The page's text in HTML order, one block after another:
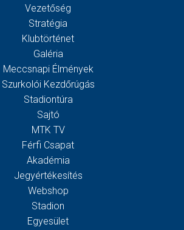
Vezetőség
Stratégia
Klubtörténet
Galéria
Meccsnapi Élmények
Szurkolói Kezdőrúgás
Stadiontúra
Sajtó
MTK TV
Férfi Csapat
Akadémia
Jegyértékesítés
Webshop
Stadion
Egyesület